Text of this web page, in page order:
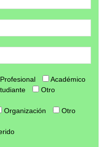
Profesional
Académico
Otro
Organización Otro